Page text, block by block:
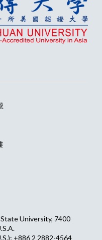
University, 7400
+886 2 2882-4564